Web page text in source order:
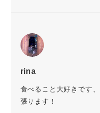
rina
食べること大好きです
張ります！